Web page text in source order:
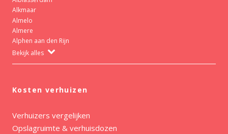
Alkmaar
Almelo
Almere
Alphen aan den Rijn
Bekijk alles
Kosten verhuizen
Verhuizers vergelijken
Opslagruimte & verhuisdozen